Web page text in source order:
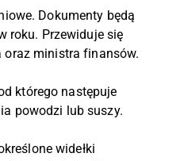
Dokumenty będą
roku. Przewiduje się
oraz ministra finansów.
którego następuje
powodzi lub suszy.
widełki